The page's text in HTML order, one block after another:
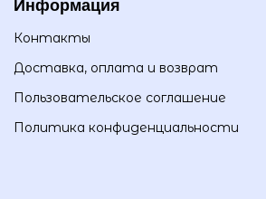
Информация
Контакты
Доставка, оплата и возврат
Пользовательское соглашение
Политика конфиденциальности